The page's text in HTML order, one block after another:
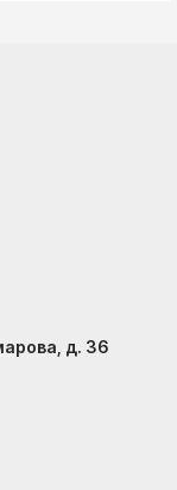
д. 36